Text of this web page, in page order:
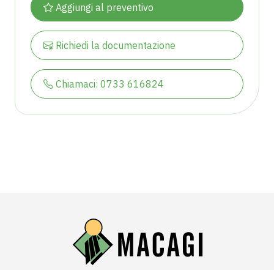
Aggiungi al preventivo
Richiedi la documentazione
Chiamaci: 0733 616824